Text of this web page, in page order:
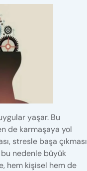
yaşar. Bu
de karmaşaya yol
stresle başa çıkması
nedenle büyük
hem kişisel hem de